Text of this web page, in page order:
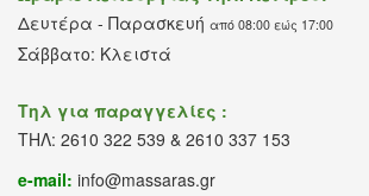
Δευτέρα - Παρασκευή από 08:00 εώς 17:00
Σάββατο: Κλειστά
Τηλ για παραγγελίες :
ΤΗΛ: 2610 322 539 & 2610 337 153
e-mail: info@massaras.gr